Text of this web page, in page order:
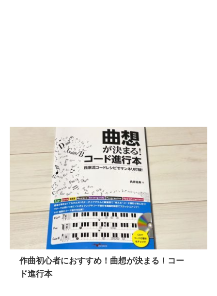
作曲初心者におすすめ！曲想が決まる！コー
ド進行本